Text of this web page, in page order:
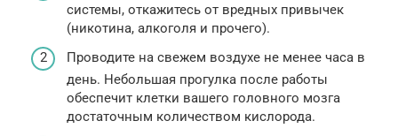
системы, откажитесь от вредных привычек
(никотина, алкоголя и прочего).
Проводите на свежем воздухе не менее часа в
день. Небольшая прогулка после работы
обеспечит клетки вашего головного мозга
достаточным количеством кислорода.